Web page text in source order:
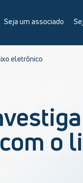
Seja um associado
eletrônico
o